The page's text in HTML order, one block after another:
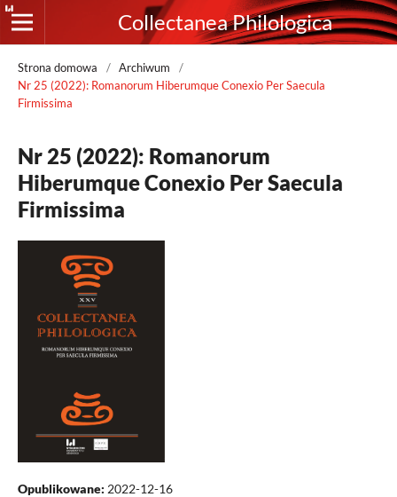
Collectanea Philologica
Strona domowa / Archiwum
/
Nr 25 (2022): Romanorum Hiberumque Conexio Per Saecula
Firmissima
Nr 25 (2022): Romanorum
Hiberumque Conexio Per Saecula
Firmissima
Opublikowane: 2022-12-16